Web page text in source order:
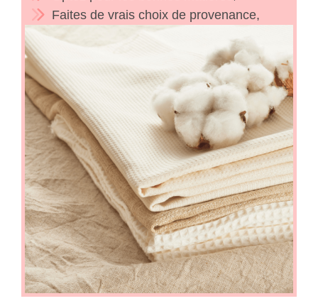
Faites de vrais choix de provenance,